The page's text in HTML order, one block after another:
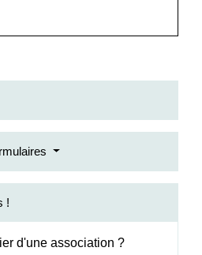
!
d'une association ?